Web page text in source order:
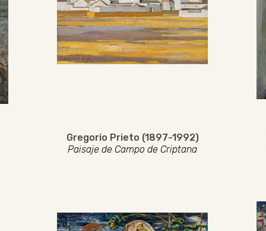
Gregorio Prieto (1897-1992)
Paisaje de Campo de Criptana